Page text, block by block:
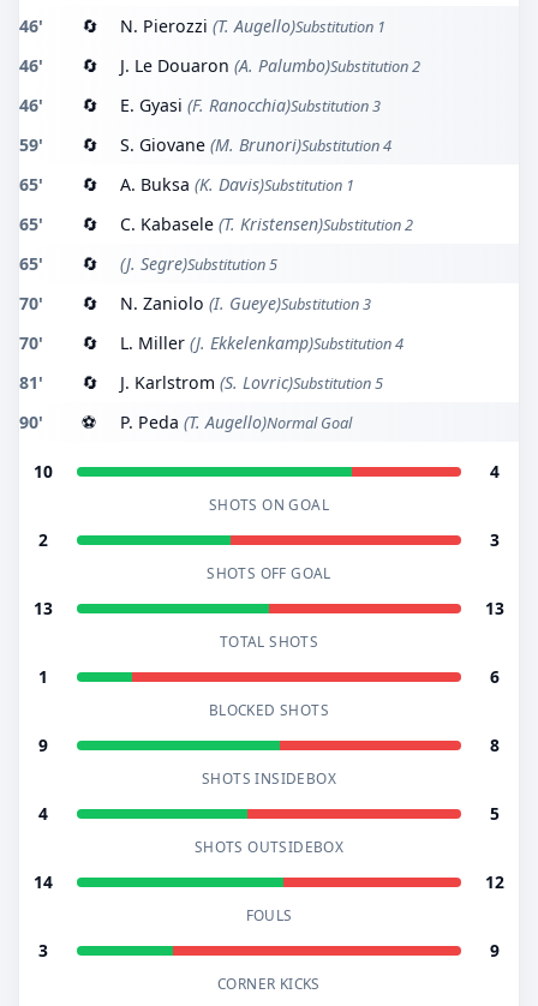
46' 🔄 N. Pierozzi (T. Augello)Substitution 1
46' 🔄 J. Le Douaron (A. Palumbo)Substitution 2
46' 🔄 E. Gyasi (F. Ranocchia)Substitution 3
59' 🔄 S. Giovane (M. Brunori)Substitution 4
65' 🔄 A. Buksa (K. Davis)Substitution 1
65' 🔄 C. Kabasele (T. Kristensen)Substitution 2
65' 🔄 (J. Segre)Substitution 5
70' 🔄 N. Zaniolo (I. Gueye)Substitution 3
70' 🔄 L. Miller (J. Ekkelenkamp)Substitution 4
81' 🔄 J. Karlstrom (S. Lovric)Substitution 5
90' ⚽ P. Peda (T. Augello)Normal Goal
10 4
SHOTS ON GOAL
2 3
SHOTS OFF GOAL
13 13
TOTAL SHOTS
1 6
BLOCKED SHOTS
9 8
SHOTS INSIDEBOX
4 5
SHOTS OUTSIDEBOX
14 12
FOULS
3 9
CORNER KICKS